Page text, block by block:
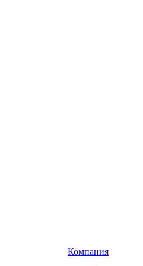
Компания